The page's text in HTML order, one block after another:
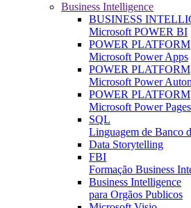
Business Intelligence
BUSINESS
Microsoft POWER BI
POWER PLATFORM
Microsoft Power Apps
POWER PLATFORM
Microsoft Power
POWER PLATFORM
Microsoft Power Pages
SQL
Linguagem de Banco
Data Storytelling
FBI
Formação Business
Business Intelligence
para Orgãos Publicos